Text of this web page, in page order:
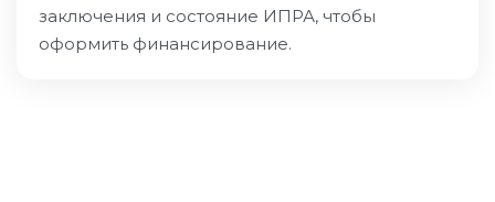
заключения и состояние ИПРА, чтобы
оформить финансирование.